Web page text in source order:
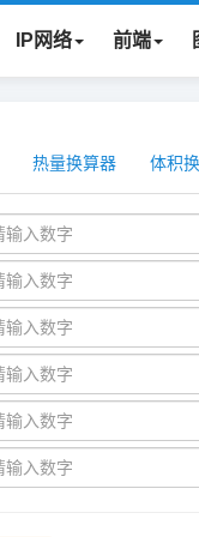
IP网络 前端
热量换算器 体积